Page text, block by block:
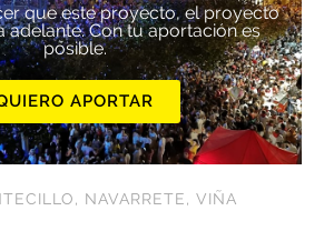
que este proyecto, el proyecto
adelante. Con tu aportación es
posible.
APORTAR
, NAVARRETE, VIÑA